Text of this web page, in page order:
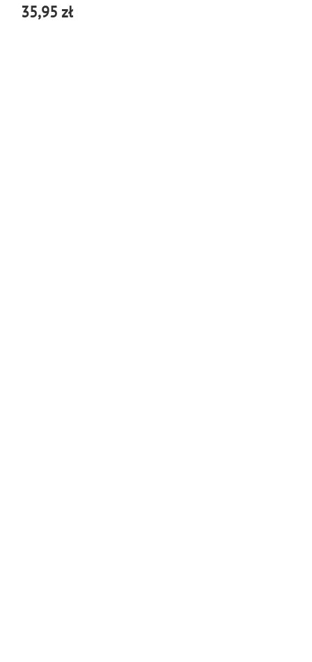
35,95 zł